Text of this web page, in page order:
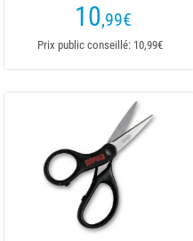
10,99€
Prix public conseillé: 10,99€